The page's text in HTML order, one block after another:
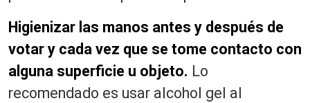
Higienizar las manos antes y después de
votar y cada vez que se tome contacto con
alguna superficie u objeto. Lo
recomendado es usar alcohol gel al